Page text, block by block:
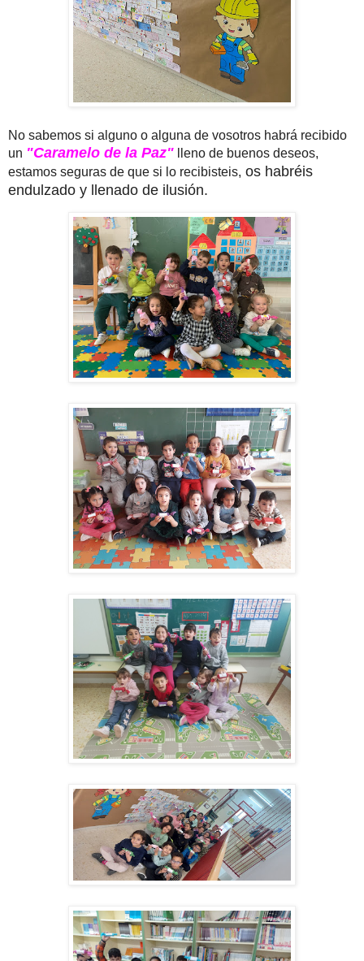
No sabemos si alguno o alguna de vosotros habrá recibido
un "Caramelo de la Paz" lleno de buenos deseos,
estamos seguras de que si lo recibisteis, os habréis
endulzado y llenado de ilusión.